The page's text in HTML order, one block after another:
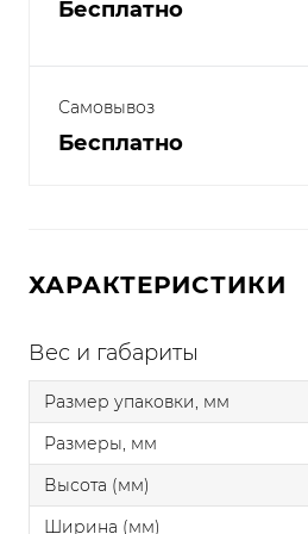
Бесплатно
Самовывоз
Бесплатно
ХАРАКТЕРИСТИКИ
Вес и габариты
Размер упаковки, мм
Размеры, мм
Высота (мм)
Ширина (мм)